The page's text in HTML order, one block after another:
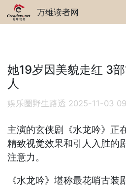
万维读者网
她19岁因美貌走红 3
人
娱乐圈野生路透 2025-11-03
主演的玄侠剧《水龙吟》正
精致视觉效果和引人入胜的
注意力。
《水龙吟》堪称最花哨古装